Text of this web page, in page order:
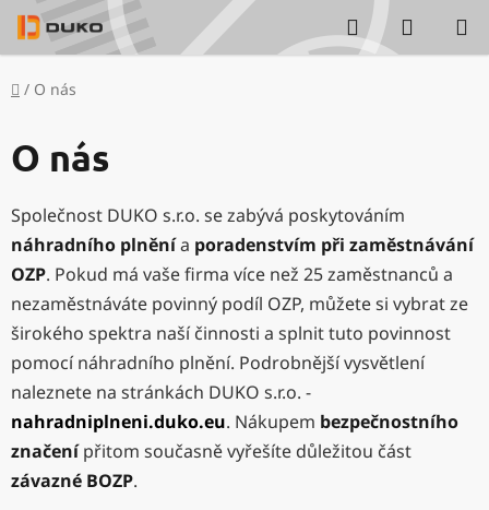
Přejít
na
obsah
Hledat
KOŠÍK
Domů
/ O nás
O nás
Společnost DUKO s.r.o. se zabývá poskytováním
náhradního plněnía poradenstvím při zaměstnávání
OZP. Pokud má vaše firma více než 25 zaměstnanců a
nezaměstnáváte povinný podíl OZP, můžete si vybrat ze
širokého spektra naší činnosti a splnit tuto povinnost
pomocí náhradního plnění. Podrobnější vysvětlení
naleznete na stránkách DUKO s.r.o. -
nahradniplneni.duko.eu. Nákupem bezpečnostního
značenípřitom současně vyřešíte důležitou část
závazné BOZP.